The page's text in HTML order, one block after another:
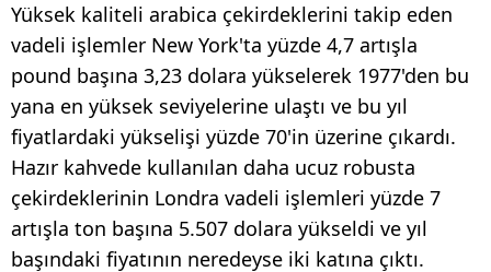
Yüksek kaliteli arabica çekirdeklerini takip eden
vadeli işlemler New York'ta yüzde 4,7 artışla
pound başına 3,23 dolara yükselerek 1977'den bu
yana en yüksek seviyelerine ulaştı ve bu yıl
fiyatlardaki yükselişi yüzde 70'in üzerine çıkardı.
Hazır kahvede kullanılan daha ucuz robusta
çekirdeklerinin Londra vadeli işlemleri yüzde 7
artışla ton başına 5.507 dolara yükseldi ve yıl
başındaki fiyatının neredeyse iki katına çıktı.